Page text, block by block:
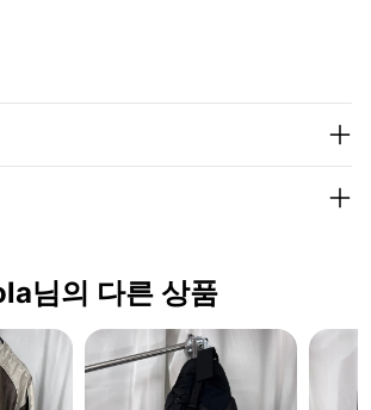
님의 다른 상품